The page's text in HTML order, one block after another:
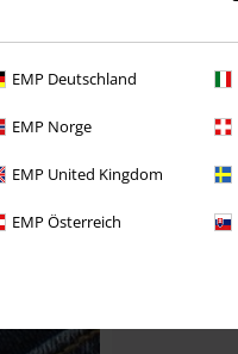
EMP Deutschland
EMP Norge
EMP United Kingdom
EMP Österreich